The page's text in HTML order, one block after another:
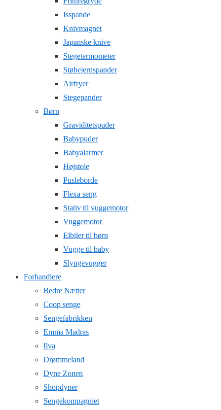
Isspande
Knivmagnet
Japanske knive
Stegetermometer
Støbejernspander
Airfryer
Stegepander
Børn
Graviditetspuder
Babypuder
Babyalarmer
Højstole
Pusleborde
Flexa seng
Stativ til vuggemotor
Vuggemotor
Elbiler til børn
Vugge til baby
Slyngevugger
Forhandlere
Bedre Nætter
Coop senge
Sengefabrikken
Emma Madras
Ilva
Drømmeland
Dyne Zonen
Shopdyner
Sengekompagniet